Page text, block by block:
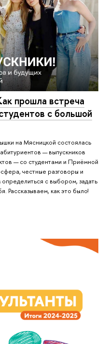
прошла встреча
с большой
на Мясницкой состоялась
— выпускников
— со студентами и Приёмной
честные разговоры и
с выбором, задать
Рассказываем, как это было!